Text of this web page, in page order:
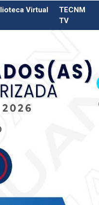
Virtual
TECNM
TV